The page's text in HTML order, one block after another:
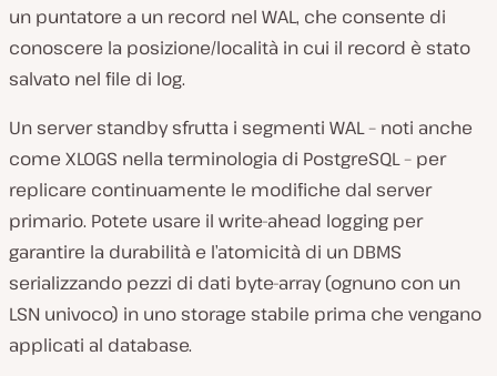
un puntatore a un record nel WAL, che consente di
conoscere la posizione/località in cui il record è stato
salvato nel file di log.
Un server standby sfrutta i segmenti WAL – noti anche
come XLOGS nella terminologia di PostgreSQL – per
replicare continuamente le modifiche dal server
primario. Potete usare il write-ahead logging per
garantire la durabilità e l’atomicità di un DBMS
serializzando pezzi di dati byte-array (ognuno con un
LSN univoco) in uno storage stabile prima che vengano
applicati al database.